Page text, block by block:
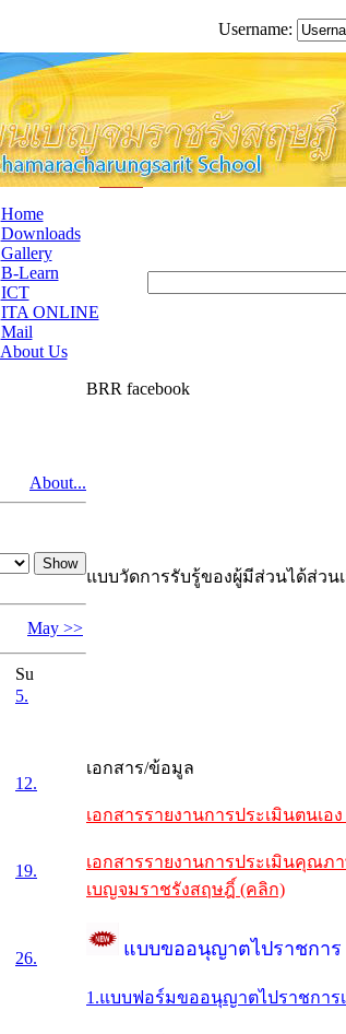
Username:
Home
Downloads
Gallery
B-Learn
ICT
ITA ONLINE
Mail
About Us
About...
May >>
Su
5.
12.
19.
26.
BRR facebook
แบบวัดการรับรู้ของผู้มีส่วนได้ส่วน
เอกสาร/ข้อมูล
เอกสารรายงานการประเมินตนเอ
เอกสารรายงานการประเมินคุณภ
เบญจมราชรังสฤษฎิ์ (คลิก)
แบบขออนุญาตไปราชการ
1.แบบฟอร์มขออนุญาตไปราชการ